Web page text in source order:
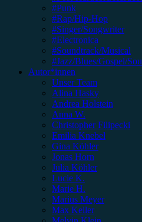
#Punk
#Rap/Hip-Hop
#Singer/Songwriter
#Electronica
#Soundtrack/Musical
#Jazz/Blues/Gospel/
Autor*innen
Unser Team
Alina Hasky
Andrea Holstein
Anna W.
Christopher Filipecki
Emilia Knebel
Gina Köhler
Jonas Horn
Julia Köhler
Lucie K.
Marie H.
Marius Meyer
Max Keller